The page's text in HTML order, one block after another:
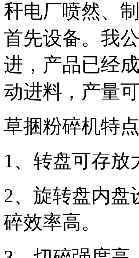
秆电厂喷然、
首先设备。我
进，产品已经
动进料，产量
草捆粉碎机特点
1、转盘可存放
2、旋转盘内盘
碎效率高。